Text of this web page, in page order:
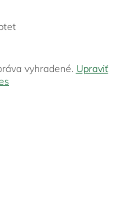
vyhradené. Upraviť